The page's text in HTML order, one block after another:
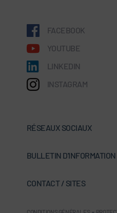
FACEBOOK
YOUTUBE
LINKEDIN
INSTAGRAM
RÉSEAUX SOCIAUX
BULLETIN D'INFORMATION
CONTACT / SITES